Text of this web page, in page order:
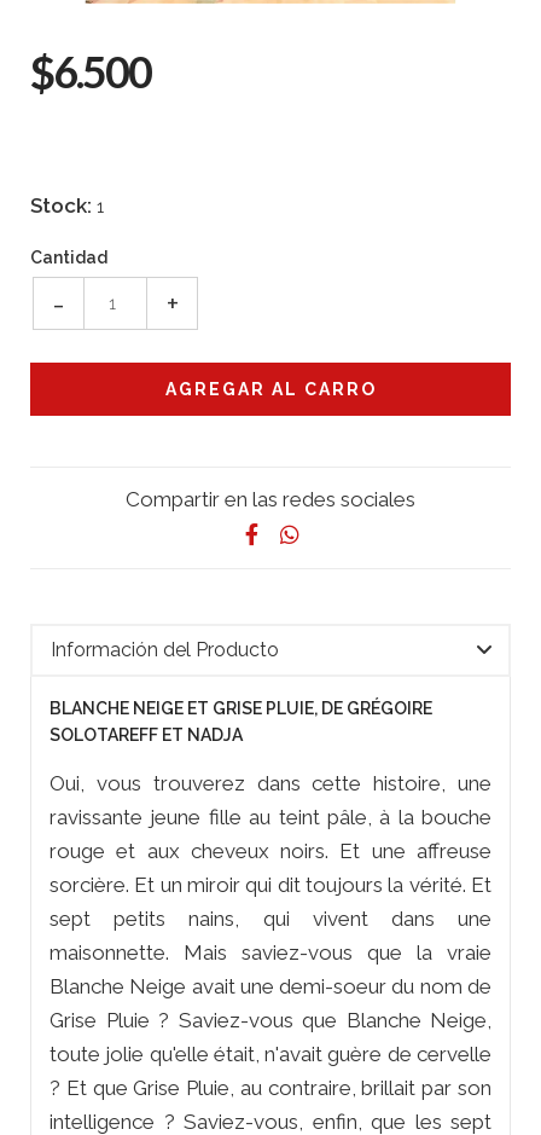
$6.500
Stock: 1
Cantidad
- +
Compartir en las redes sociales
Información del Producto
BLANCHE NEIGE ET GRISE PLUIE, DE GRÉGOIRE
SOLOTAREFF ET NADJA
Oui, vous trouverez dans cette histoire, une
ravissante jeune fille au teint pâle, à la bouche
rouge et aux cheveux noirs. Et une affreuse
sorcière. Et un miroir qui dit toujours la vérité. Et
sept petits nains, qui vivent dans une
maisonnette. Mais saviez-vous que la vraie
Blanche Neige avait une demi-soeur du nom de
Grise Pluie ? Saviez-vous que Blanche Neige,
toute jolie qu'elle était, n'avait guère de cervelle
? Et que Grise Pluie, au contraire, brillait par son
intelligence ? Saviez-vous, enfin, que les sept